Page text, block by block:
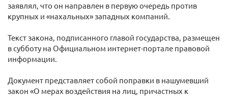
заявлял, что он направлен в первую очередь против
крупных и «нахальных» западных компаний.
Текст закона, подписанного главой государства, размещен
в субботу на Официальном интернет-портале правовой
информации.
Документ представляет собой поправки в нашумевший
закон «О мерах воздействия на лиц, причастных к